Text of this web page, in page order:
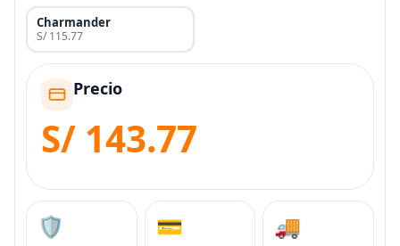
Charmander
S/ 115.77
Precio
S/ 143.77
🛡️ 💳 🚚